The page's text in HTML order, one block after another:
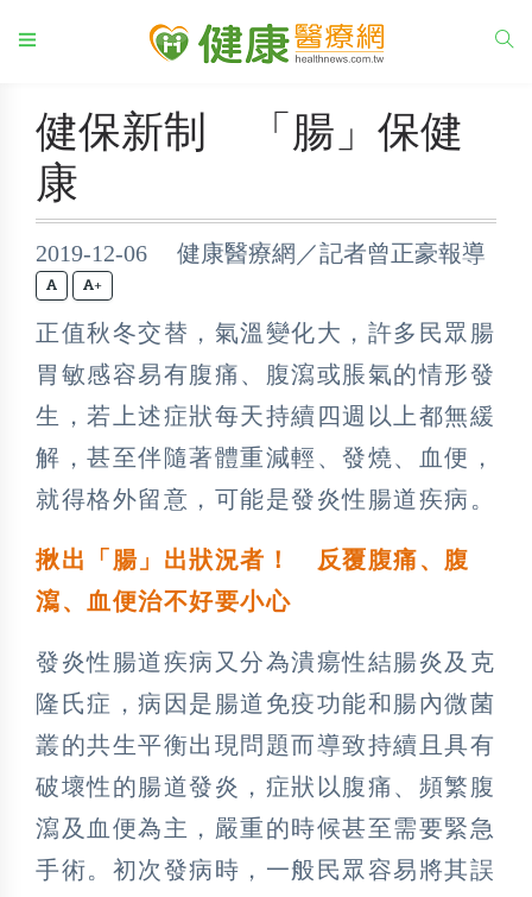
健保新制 「腸」保健
康
2019-12-06 健康醫療網／記者曾正豪報導
+
正值秋冬交替，氣溫變化大，許多民眾腸
胃敏感容易有腹痛、腹瀉或脹氣的情形發
生，若上述症狀每天持續四週以上都無緩
解，甚至伴隨著體重減輕、發燒、血便，
就得格外留意，可能是發炎性腸道疾病。
揪出「腸」出狀況者！ 反覆腹痛、腹
瀉、血便治不好要小心
發炎性腸道疾病又分為潰瘍性結腸炎及克
隆氏症，病因是腸道免疫功能和腸內微菌
叢的共生平衡出現問題而導致持續且具有
破壞性的腸道發炎，症狀以腹痛、頻繁腹
瀉及血便為主，嚴重的時候甚至需要緊急
手術。初次發病時，一般民眾容易將其誤